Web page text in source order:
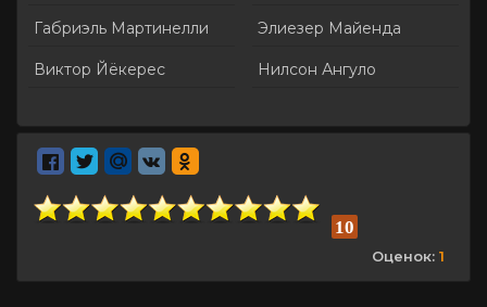
Габриэль Мартинелли
Виктор Йёкерес
Элиезер Майенда
Нилсон Ангуло
10
Оценок: 1